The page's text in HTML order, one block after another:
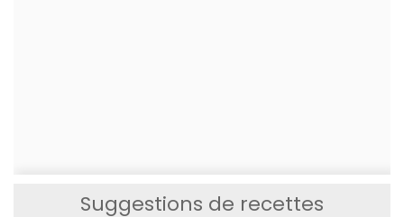
Suggestions de recettes